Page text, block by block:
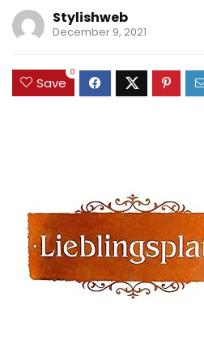
Stylishweb
December 9, 2021
Save
0